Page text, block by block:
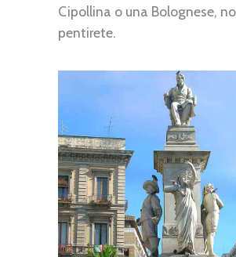
Cipollina o una Bolognese,
pentirete.